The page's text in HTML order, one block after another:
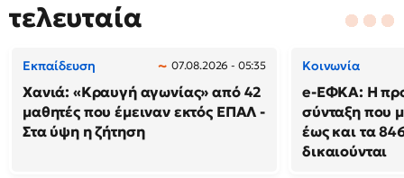
τελευταία
Εκπαίδευση 07.08.2026 - 05:35
Χανιά: «Κραυγή αγωνίας» από 42
μαθητές που έμειναν εκτός ΕΠΑΛ -
Στα ύψη η ζήτηση
Κοινωνία
e-ΕΦΚΑ: Η
σύνταξη που
έως και τα
δικαιούνται